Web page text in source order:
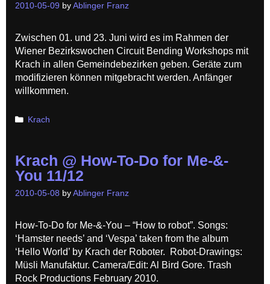
2010-05-09 by Ablinger Franz
Zwischen 01. und 23. Juni wird es im Rahmen der
Wiener Bezirkswochen Circuit Bending Workshops mit
Krach in allen Gemeindebezirken geben. Geräte zum
modifizieren können mitgebracht werden. Anfänger
willkommen.
Categories
Krach
Krach @ How-To-Do for Me-&-
You 11/12
2010-05-08 by Ablinger Franz
How-To-Do for Me-&-You – “How to robot”. Songs:
‘Hamster needs’ and ‘Vespa’ taken from the album
‘Hello World’ by Krach der Roboter. Robot-Drawings:
Müsli Manufaktur. Camera/Edit: Al Bird Gore. Trash
Rock Productions February 2010.